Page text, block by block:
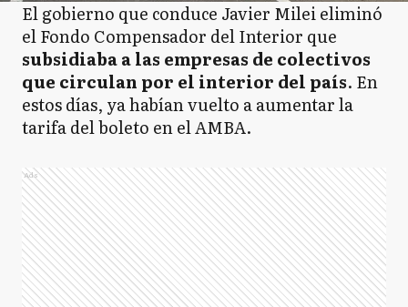
El gobierno que conduce Javier Milei eliminó
el Fondo Compensador del Interior que
subsidiaba a las empresas de colectivos
que circulan por el interior del país. En
estos días, ya habían vuelto a aumentar la
tarifa del boleto en el AMBA.
Ads